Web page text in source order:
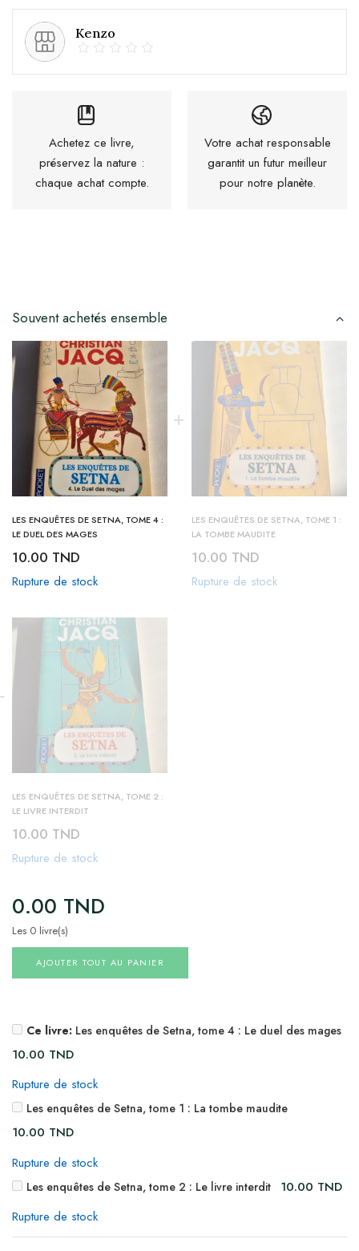
Kenzo
Achetez ce livre,
préservez la nature :
chaque achat compte.
Votre achat responsable
garantit un futur meilleur
pour notre planète.
Souvent achetés ensemble
LES ENQUÊTES DE SETNA, TOME 4 :
LE DUEL DES MAGES
10.00 TND
Rupture de stock
LES ENQUÊTES DE SETNA, TOME 1 :
LA TOMBE MAUDITE
10.00 TND
Rupture de stock
LES ENQUÊTES DE SETNA, TOME 2 :
LE LIVRE INTERDIT
10.00 TND
Rupture de stock
0.00 TND
Les 0 livre(s)
AJOUTER TOUT AU PANIER
Ce livre: Les enquêtes de Setna, tome 4 : Le duel des mages
10.00 TND
Rupture de stock
Les enquêtes de Setna, tome 1 : La tombe maudite
10.00 TND
Rupture de stock
Les enquêtes de Setna, tome 2 : Le livre interdit 10.00 TND
Rupture de stock